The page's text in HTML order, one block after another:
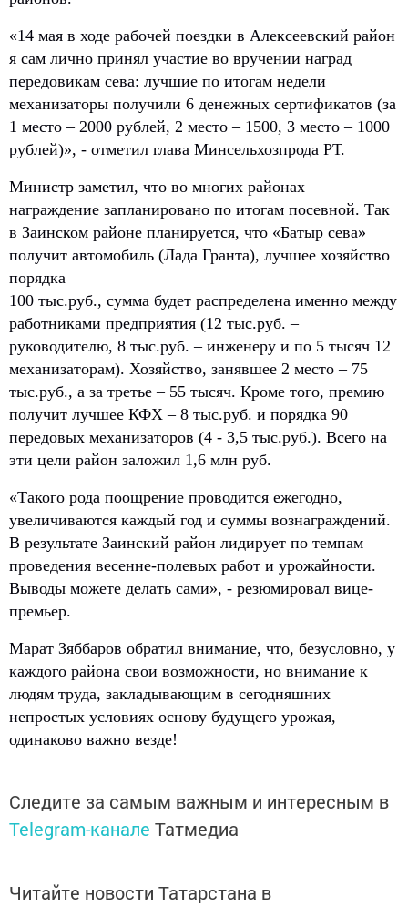
«14 мая в ходе рабочей поездки в Алексеевский район
я сам лично принял участие во вручении наград
передовикам сева: лучшие по итогам недели
механизаторы получили 6 денежных сертификатов (за
1 место – 2000 рублей, 2 место – 1500, 3 место – 1000
рублей)», - отметил глава Минсельхозпрода РТ.
Министр заметил, что во многих районах
награждение запланировано по итогам посевной. Так
в Заинском районе планируется, что «Батыр сева»
получит автомобиль (Лада Гранта), лучшее хозяйство
порядка
100 тыс.руб., сумма будет распределена именно между
работниками предприятия (12 тыс.руб. –
руководителю, 8 тыс.руб. – инженеру и по 5 тысяч 12
механизаторам). Хозяйство, занявшее 2 место – 75
тыс.руб., а за третье – 55 тысяч. Кроме того, премию
получит лучшее КФХ – 8 тыс.руб. и порядка 90
передовых механизаторов (4 - 3,5 тыс.руб.). Всего на
эти цели район заложил 1,6 млн руб.
«Такого рода поощрение проводится ежегодно,
увеличиваются каждый год и суммы вознаграждений.
В результате Заинский район лидирует по темпам
проведения весенне-полевых работ и урожайности.
Выводы можете делать сами», - резюмировал вице-
премьер.
Марат Зяббаров обратил внимание, что, безусловно, у
каждого района свои возможности, но внимание к
людям труда, закладывающим в сегодняшних
непростых условиях основу будущего урожая,
одинаково важно везде!
Следите за самым важным и интересным в
Telegram-канале Татмедиа
Читайте новости Татарстана в